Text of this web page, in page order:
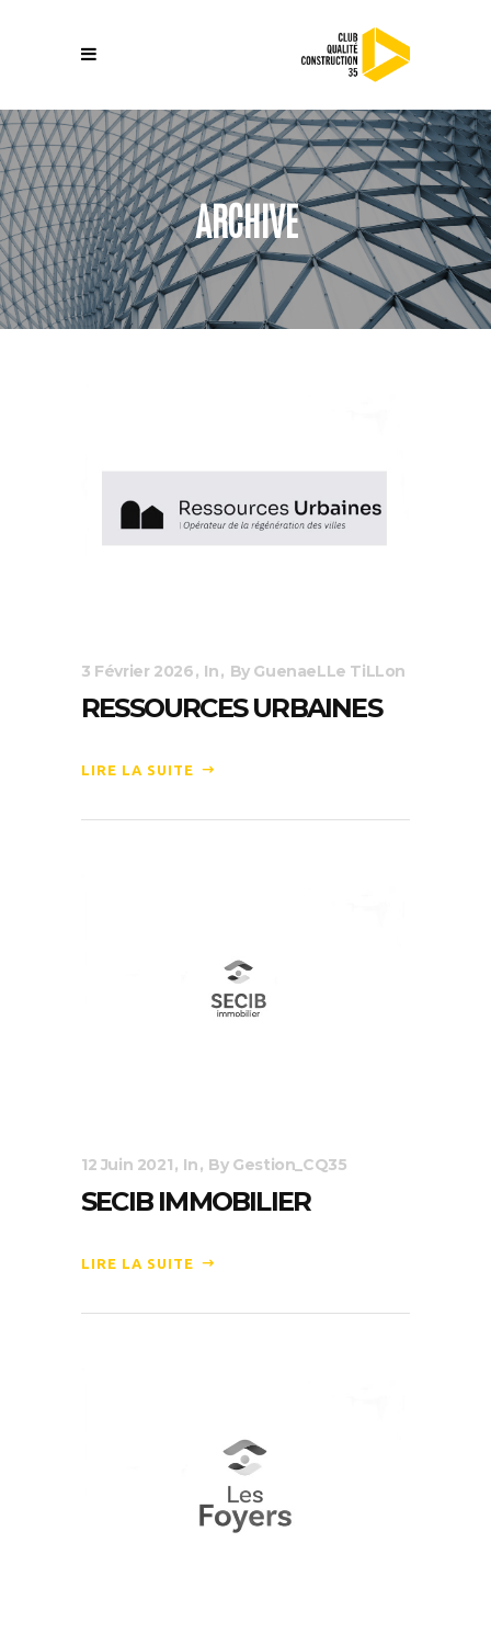
ARCHIVE
3 Février 2026 In By GuenaeLLe TiLLon
RESSOURCES URBAINES
LIRE LA SUITE
12 Juin 2021 In By Gestion_CQ35
SECIB IMMOBILIER
LIRE LA SUITE